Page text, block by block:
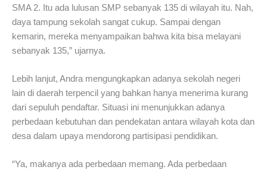
SMA 2. Itu ada lulusan SMP sebanyak 135 di wilayah itu. Nah,
daya tampung sekolah sangat cukup. Sampai dengan
kemarin, mereka menyampaikan bahwa kita bisa melayani
sebanyak 135,” ujarnya.
Lebih lanjut, Andra mengungkapkan adanya sekolah negeri
lain di daerah terpencil yang bahkan hanya menerima kurang
dari sepuluh pendaftar. Situasi ini menunjukkan adanya
perbedaan kebutuhan dan pendekatan antara wilayah kota dan
desa dalam upaya mendorong partisipasi pendidikan.
“Ya, makanya ada perbedaan memang. Ada perbedaan